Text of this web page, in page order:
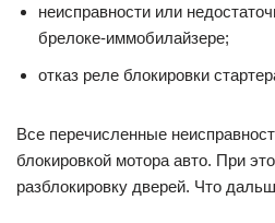
неисправности или
брелоке-иммобилайзере;
отказ реле блокировки
Все перечисленные
блокировкой мотора авто. При
разблокировку дверей. Что